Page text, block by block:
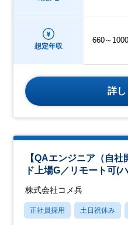
想定年収
660～
詳し
【QAエンジニア（自
ド上場G／リモート可(
株式会社コメ兵
正社員採用 土日祝休み